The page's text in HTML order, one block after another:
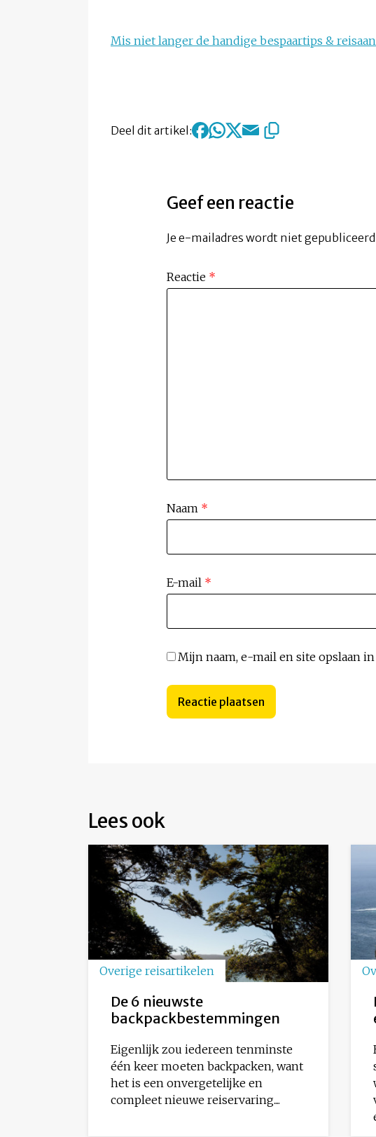
Mis niet langer de handige bespaartips &
Deel dit artikel:
Geef een reactie
Je e-mailadres wordt niet
Reactie *
Naam *
E-mail *
Mijn naam, e-mail en site opslaan
Lees ook
Overige reisartikelen
De 6 nieuwste
backpackbestemmingen
Eigenlijk zou iedereen tenminste
één keer moeten backpacken, want
het is een onvergetelijke en
compleet nieuwe reiservaring....